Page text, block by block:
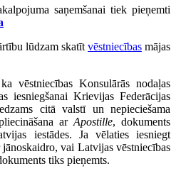
saņemšanai tiek pieņemti
lūdzam skatīt vēstniecības mājas
vēstniecības Konsulārās nodaļas
iesniegšanai Krievijas Federācijas
citā valstī un nepieciešama
ar Apostille, dokuments
iestādes. Ja vēlaties iesniegt
vai Latvijas vēstniecības
tiks pieņemts.